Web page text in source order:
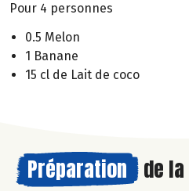
Pour 4 personnes
0.5 Melon
1 Banane
15 cl de Lait de coco
Préparation de la